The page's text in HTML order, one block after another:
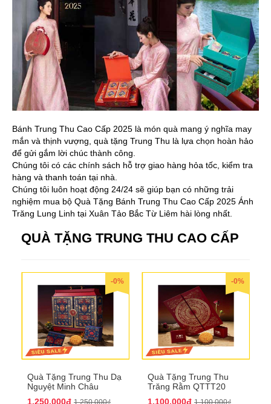
Bánh Trung Thu Cao Cấp 2025 là món quà mang ý nghĩa may
mắn và thịnh vượng, quà tặng Trung Thu là lựa chọn hoàn hảo
để gửi gắm lời chúc thành công.
Chúng tôi có các chính sách hỗ trợ giao hàng hỏa tốc, kiểm tra
hàng và thanh toán tại nhà.
Chúng tôi luôn hoạt động 24/24 sẽ giúp bạn có những trải
nghiệm mua bộ Quà Tặng Bánh Trung Thu Cao Cấp 2025 Ánh
Trăng Lung Linh tại Xuân Tảo Bắc Từ Liêm hài lòng nhất.
QUÀ TẶNG TRUNG THU CAO CẤP
-0%
Quà Tặng Trung Thu Dạ
Nguyệt Minh Châu
1,250,000đ 1,250,000₫
-0%
Quà Tặng Trung Thu
Trăng Rằm QTTT20
1,100,000đ 1,100,000₫